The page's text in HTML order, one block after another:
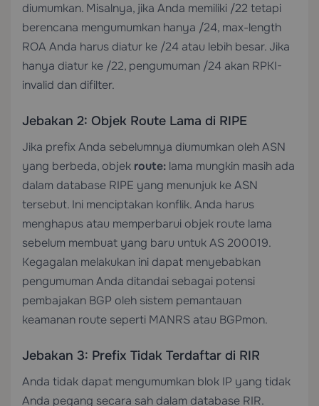
diumumkan. Misalnya, jika Anda memiliki /22 tetapi
berencana mengumumkan hanya /24, max-length
ROA Anda harus diatur ke /24 atau lebih besar. Jika
hanya diatur ke /22, pengumuman /24 akan RPKI-
invalid dan difilter.
Jebakan 2: Objek Route Lama di RIPE
Jika prefix Anda sebelumnya diumumkan oleh ASN
yang berbeda, objek route: lama mungkin masih ada
dalam database RIPE yang menunjuk ke ASN
tersebut. Ini menciptakan konflik. Anda harus
menghapus atau memperbarui objek route lama
sebelum membuat yang baru untuk AS 200019.
Kegagalan melakukan ini dapat menyebabkan
pengumuman Anda ditandai sebagai potensi
pembajakan BGP oleh sistem pemantauan
keamanan route seperti MANRS atau BGPmon.
Jebakan 3: Prefix Tidak Terdaftar di RIR
Anda tidak dapat mengumumkan blok IP yang tidak
Anda pegang secara sah dalam database RIR.